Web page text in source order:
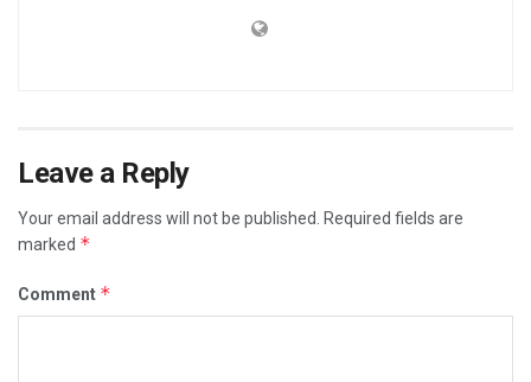
Leave a Reply
Your email address will not be published.
Required fields are
marked *
Comment *